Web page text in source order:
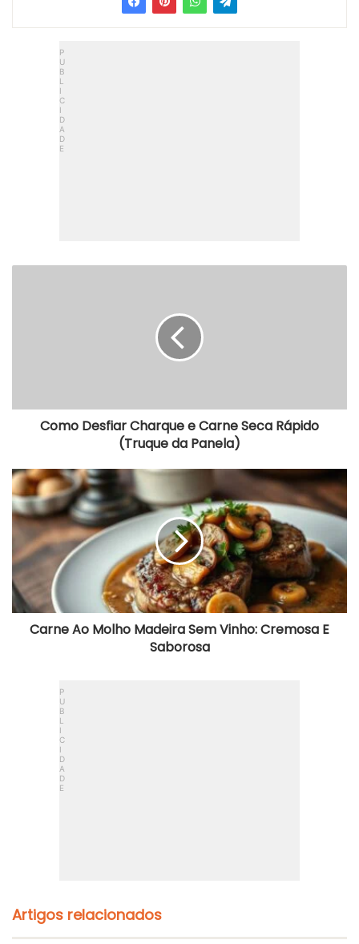
Como
Como Desfiar Charque e Carne Seca Rápido
(Truque da Panela)
Carne
Ao
Molho
Madeira
Sem
Vinho:
Cremosa
E
Saborosa
Carne Ao Molho Madeira Sem Vinho: Cremosa E
Saborosa
Artigos relacionados